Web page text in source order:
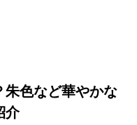
朱色など華やかな
介